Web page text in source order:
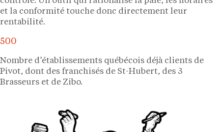
et la conformité touche donc directement leur
rentabilité.
500
Nombre d’établissements québécois déjà clients de
Pivot, dont des franchisés de St-Hubert, des 3
Brasseurs et de Zibo.